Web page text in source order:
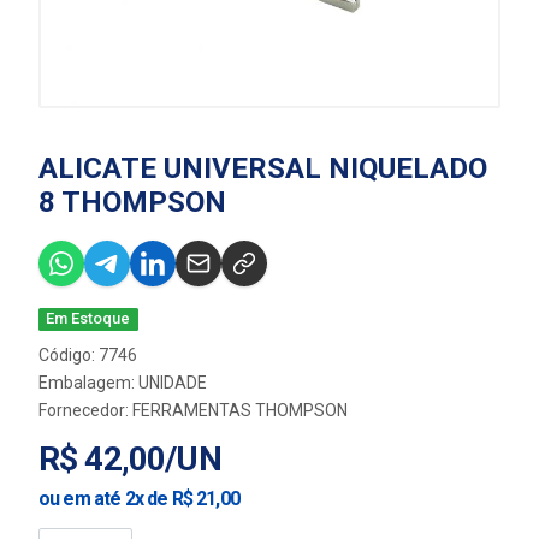
ALICATE UNIVERSAL NIQUELADO
8 THOMPSON
Em Estoque
Código: 7746
Embalagem: UNIDADE
Fornecedor: FERRAMENTAS THOMPSON
R$ 42,00/UN
ou em até 2x de R$ 21,00